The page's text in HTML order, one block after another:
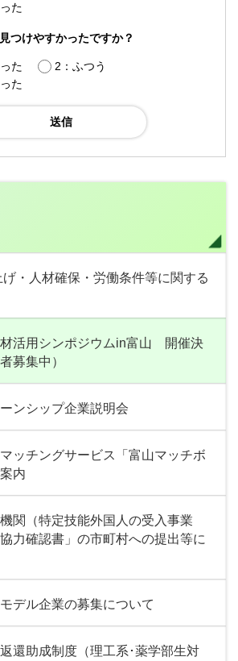
た
つけやすかったですか？
た
2：ふつう
た
・人材確保・労働条件等に関する
活用シンポジウムin富山 開催決
募集中）
ンシップ企業説明会
ッチングサービス「富山マッチボ
内
関（特定技能外国人の受入事業
力確認書」の市町村への提出等に
デル企業の募集について
還助成制度（理工系･薬学部生対